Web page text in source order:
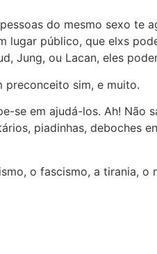
do mesmo sexo te
lugar público, que elxs
Jung, ou Lacan, eles
preconceito sim, e muito.
se em ajudá-los. Ah! Não
piadinhas, deboches
o fascismo, a tirania, o